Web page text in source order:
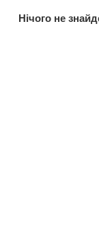
Нiчого не